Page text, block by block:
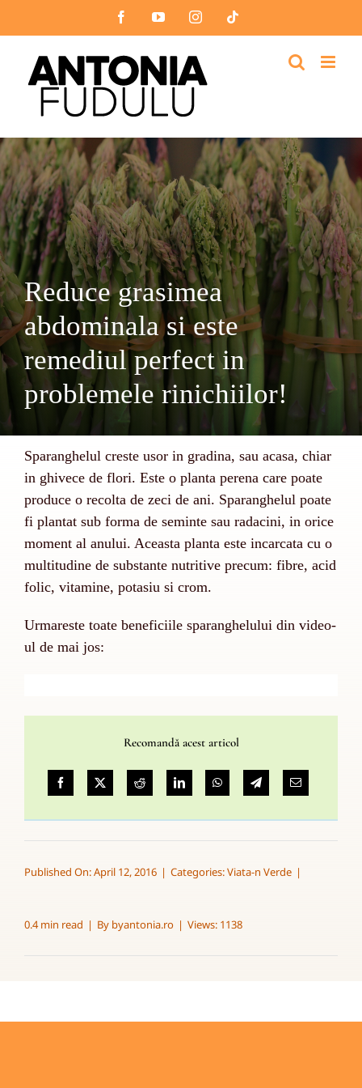
FacebookYouTubeInstagram
Reduce grasimea
abdominala si este
remediul perfect in
problemele rinichiilor!
Sparanghelul creste usor in gradina, sau acasa, chiar
in ghivece de flori. Este o planta perena care poate
produce o recolta de zeci de ani. Sparanghelul poate
fi plantat sub forma de seminte sau radacini, in orice
moment al anului. Aceasta planta este incarcata cu o
multitudine de substante nutritive precum: fibre, acid
folic, vitamine, potasiu si crom.
Urmareste toate beneficiile sparanghelului din video-
ul de mai jos:
Recomandă acest articol
Published On: April 12, 2016 | Categories:Viata-n Verde |
0.4 min read | By byantonia.ro | Views: 1138